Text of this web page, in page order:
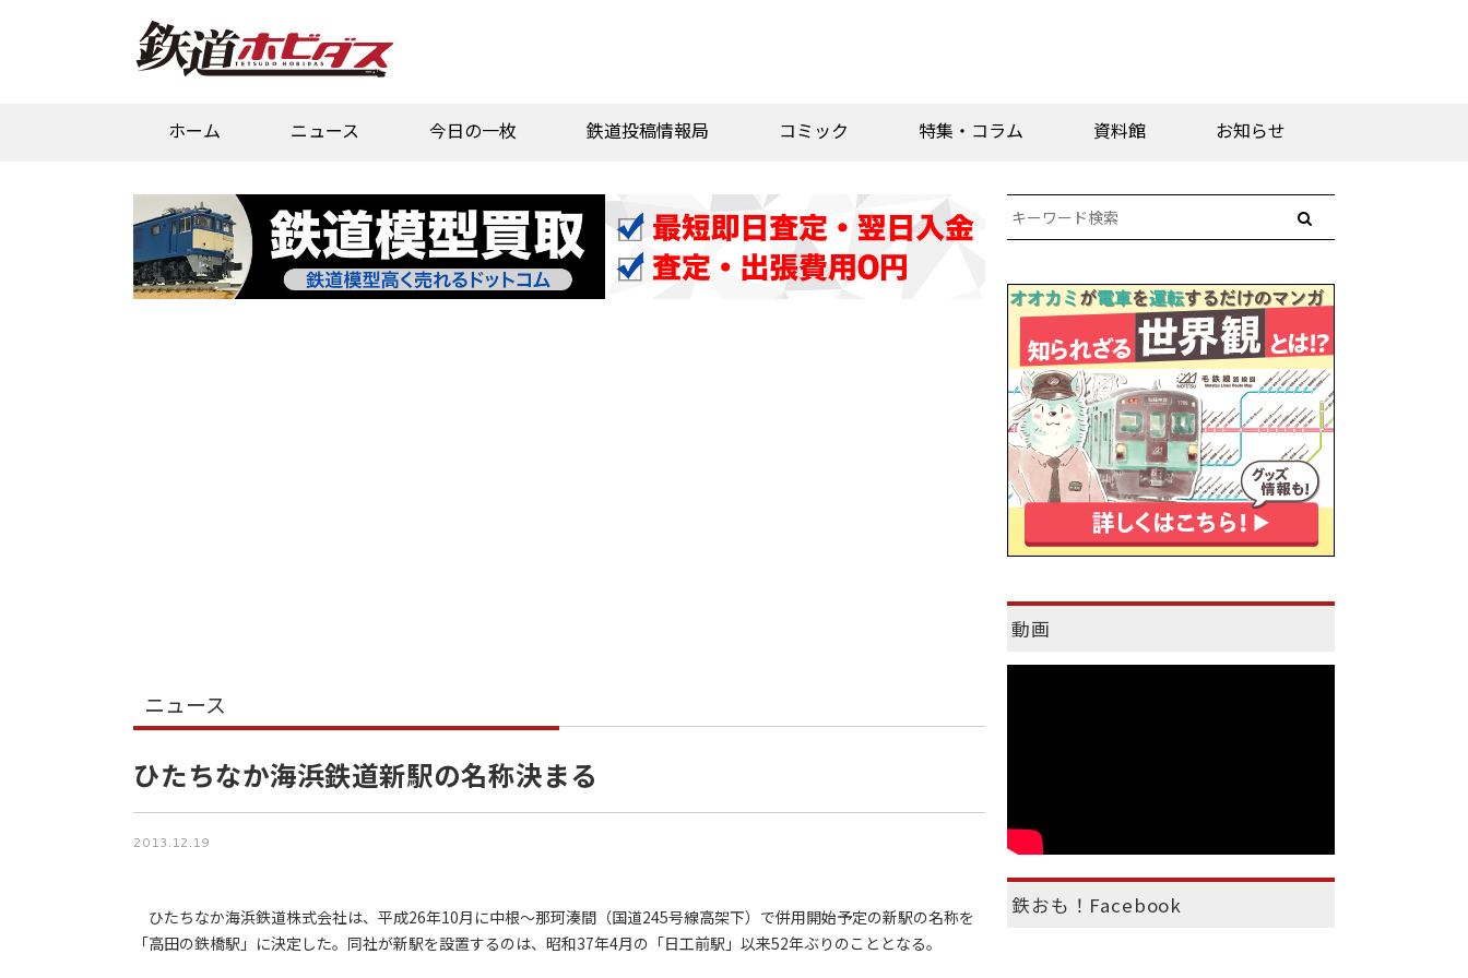
ホーム ニュース 今日の一枚 鉄道投稿情報局 コミック 特集・コラム 資料館 お知らせ
ニュース
ひたちなか海浜鉄道新駅の名称決まる
2013.12.19
ひたちなか海浜鉄道株式会社は、平成26年10月に中根～那珂湊間（国道245号線高架下）で併用開始予定の新駅の名称を
「高田の鉄橋駅」に決定した。同社が新駅を設置するのは、昭和37年4月の「日工前駅」以来52年ぶりのこととなる。
動画
鉄おも！Facebook